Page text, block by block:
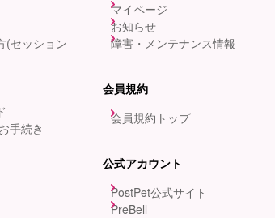
(セッション
手続き
マイページ
お知らせ
障害・メンテナンス情報
会員規約
会員規約トップ
公式アカウント
PostPet公式サイト
PreBell